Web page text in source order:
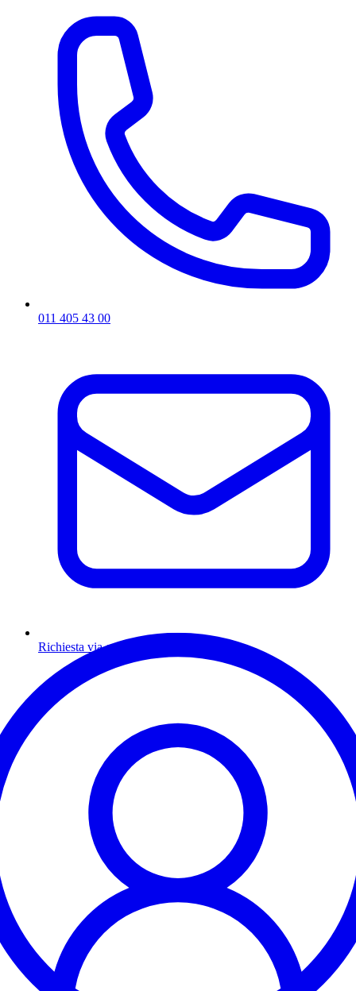
011 405 43 00
Richiesta via email